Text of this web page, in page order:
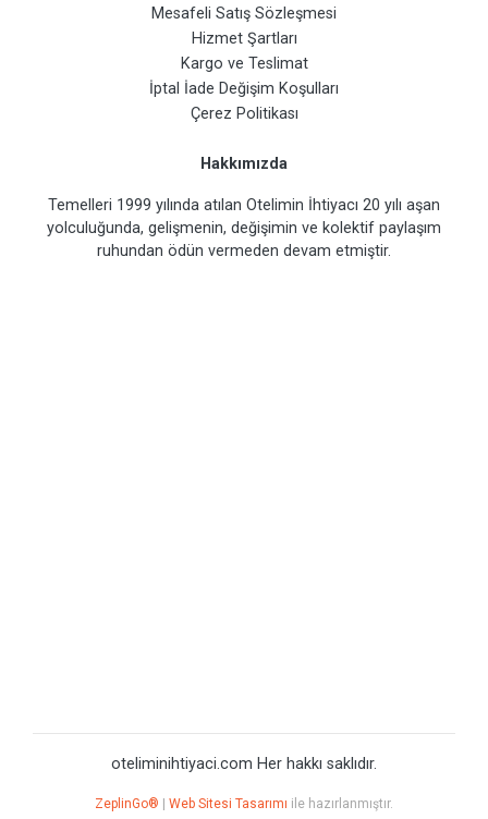
Mesafeli Satış Sözleşmesi
Hizmet Şartları
Kargo ve Teslimat
İptal İade Değişim Koşulları
Çerez Politikası
Hakkımızda
Temelleri 1999 yılında atılan Otelimin İhtiyacı 20 yılı aşan
yolculuğunda, gelişmenin, değişimin ve kolektif paylaşım
ruhundan ödün vermeden devam etmiştir.
oteliminihtiyaci.com Her hakkı saklıdır.
ZeplinGo® Web Sitesi Tasarımı ile hazırlanmıştır.